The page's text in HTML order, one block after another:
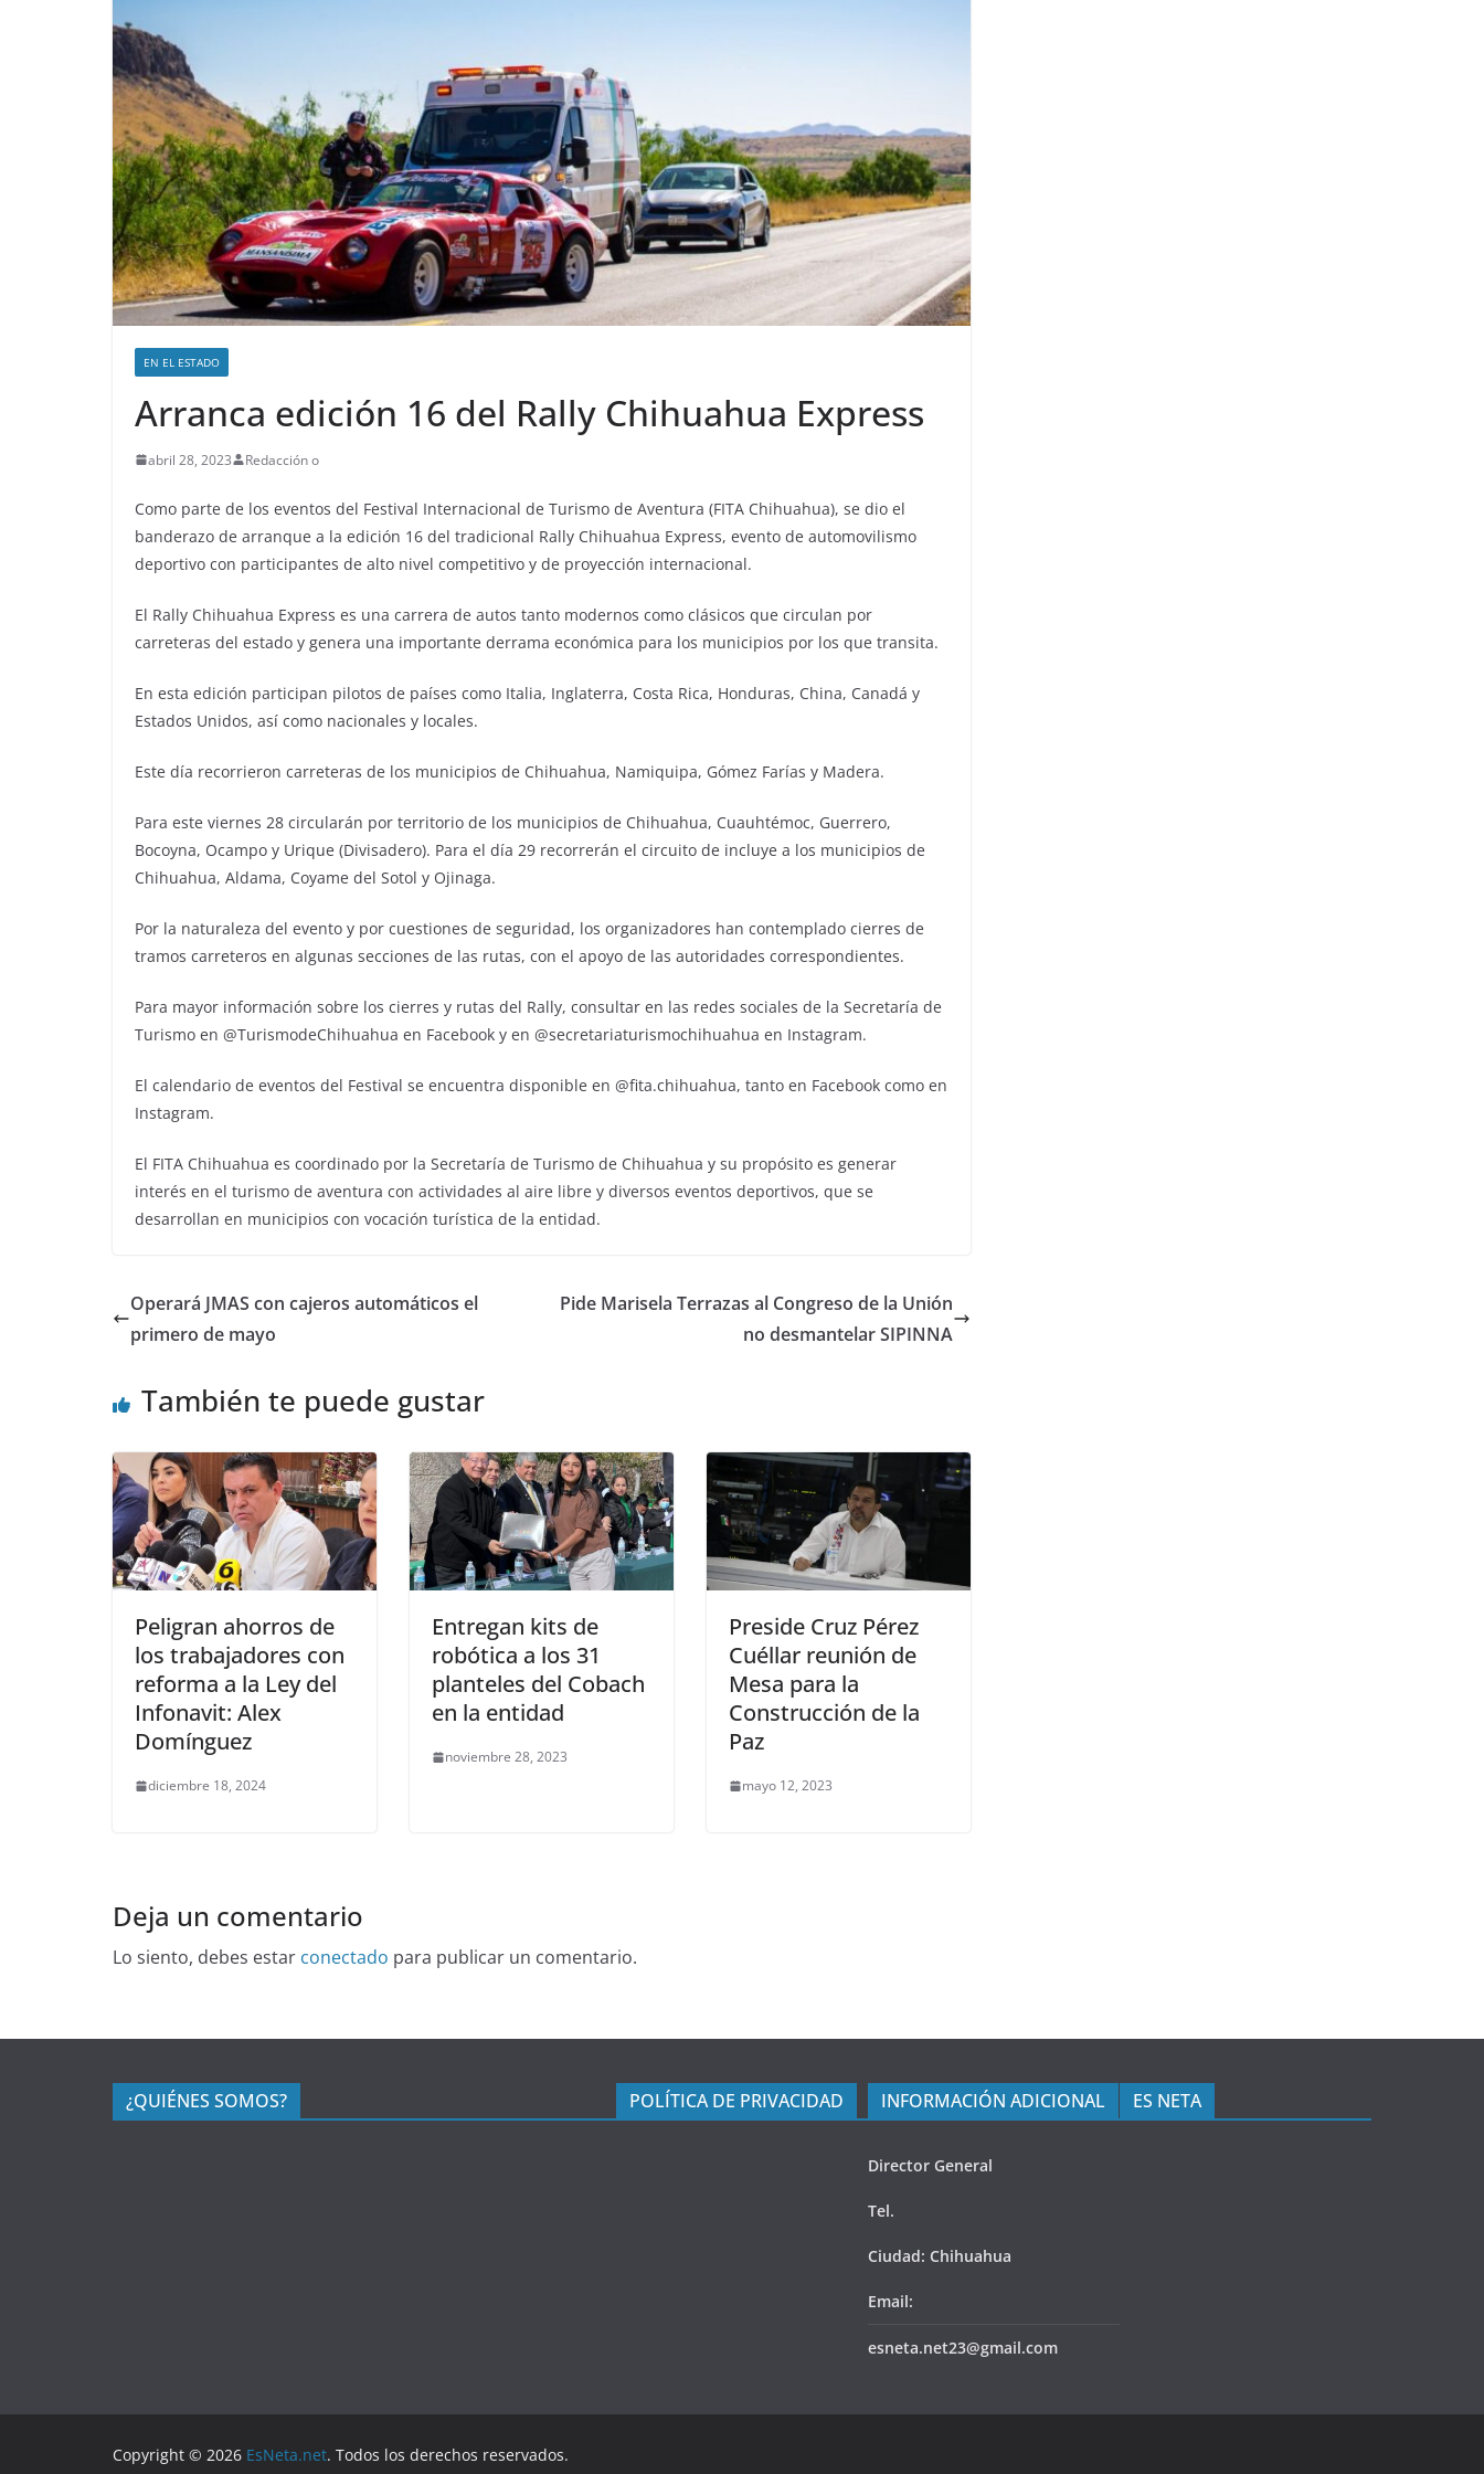
EN EL ESTADO
Arranca edición 16 del Rally Chihuahua Express
abril 28, 2023 Redacción o
Como parte de los eventos del Festival Internacional de Turismo de Aventura (FITA Chihuahua), se dio el
banderazo de arranque a la edición 16 del tradicional Rally Chihuahua Express, evento de automovilismo
deportivo con participantes de alto nivel competitivo y de proyección internacional.
El Rally Chihuahua Express es una carrera de autos tanto modernos como clásicos que circulan por
carreteras del estado y genera una importante derrama económica para los municipios por los que transita.
En esta edición participan pilotos de países como Italia, Inglaterra, Costa Rica, Honduras, China, Canadá y
Estados Unidos, así como nacionales y locales.
Este día recorrieron carreteras de los municipios de Chihuahua, Namiquipa, Gómez Farías y Madera.
Para este viernes 28 circularán por territorio de los municipios de Chihuahua, Cuauhtémoc, Guerrero,
Bocoyna, Ocampo y Urique (Divisadero). Para el día 29 recorrerán el circuito de incluye a los municipios de
Chihuahua, Aldama, Coyame del Sotol y Ojinaga.
Por la naturaleza del evento y por cuestiones de seguridad, los organizadores han contemplado cierres de
tramos carreteros en algunas secciones de las rutas, con el apoyo de las autoridades correspondientes.
Para mayor información sobre los cierres y rutas del Rally, consultar en las redes sociales de la Secretaría de
Turismo en @TurismodeChihuahua en Facebook y en @secretariaturismochihuahua en Instagram.
El calendario de eventos del Festival se encuentra disponible en @fita.chihuahua, tanto en Facebook como en
Instagram.
El FITA Chihuahua es coordinado por la Secretaría de Turismo de Chihuahua y su propósito es generar
interés en el turismo de aventura con actividades al aire libre y diversos eventos deportivos, que se
desarrollan en municipios con vocación turística de la entidad.
Operará JMAS con cajeros automáticos el
primero de mayo
Pide Marisela Terrazas al Congreso de la Unión
no desmantelar SIPINNA
También te puede gustar
Peligran ahorros de
los trabajadores con
reforma a la Ley del
Infonavit: Alex
Domínguez
diciembre 18, 2024
Entregan kits de
robótica a los 31
planteles del Cobach
en la entidad
noviembre 28, 2023
Preside Cruz Pérez
Cuéllar reunión de
Mesa para la
Construcción de la
Paz
mayo 12, 2023
Deja un comentario
Lo siento, debes estar conectado para publicar un comentario.
¿QUIÉNES SOMOS? POLÍTICA DE PRIVACIDAD INFORMACIÓN ADICIONAL
Director General
Tel.
Ciudad: Chihuahua
Email:
esneta.net23@gmail.com
ES NETA
Copyright © 2026 EsNeta.net. Todos los derechos reservados.